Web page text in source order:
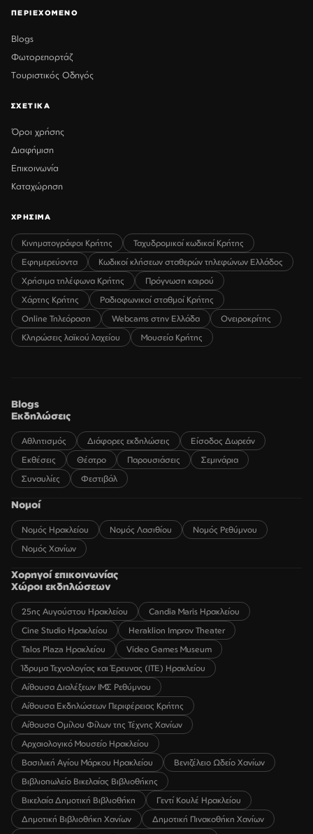
ΠΕΡΙΕΧΟΜΕΝΟ
Blogs
Φωτορεπορτάζ
Τουριστικός Οδηγός
ΣΧΕΤΙΚΑ
Όροι χρήσης
Διαφήμιση
Επικοινωνία
Καταχώρηση
ΧΡΗΣΙΜΑ
Κινηματογράφοι Κρήτης
Ταχυδρομικοί κωδικοί Κρήτης
Εφημερεύοντα
Κωδικοί κλήσεων σταθερών τηλεφώνων Ελλάδος
Χρήσιμα τηλέφωνα Κρήτης
Πρόγνωση καιρού
Χάρτης Κρήτης
Ραδιοφωνικοί σταθμοί Κρήτης
Online Τηλεόραση
Webcams στην Ελλάδα
Ονειροκρίτης
Κληρώσεις λαϊκού λαχείου
Μουσεία Κρήτης
Blogs
Εκδηλώσεις
Αθλητισμός Διάφορες εκδηλώσεις
Είσοδος Δωρεάν
Εκθέσεις
Θέατρο Παρουσιάσεις
Σεμινάρια
Συναυλίες
Φεστιβάλ
Νομοί
Νομός Ηρακλείου Νομός Λασιθίου
Νομός Ρεθύμνου
Νομός Χανίων
Χορηγοί επικοινωνίας
Χώροι εκδηλώσεων
25ης Αυγούστου Ηρακλείου
Candia Maris Ηρακλείου
Cine Studio Ηρακλείου
Heraklion Improv Theater
Talos Plaza Ηρακλείου
Video Games Museum
Ίδρυμα Τεχνολογίας και Έρευνας (ΙΤΕ) Ηρακλείου
Αίθουσα Διαλέξεων ΙΜΣ Ρεθύμνου
Αίθουσα Εκδηλώσεων Περιφέρειας Κρήτης
Αίθουσα Ομίλου Φίλων της Τέχνης Χανίων
Αρχαιολογικό Μουσείο Ηρακλείου
Βασιλική Αγίου Μάρκου Ηρακλείου
Βενιζέλειο Ωδείο Χανίων
Βιβλιοπωλείο Βικελαίας Βιβλιοθήκης
Βικελαία Δημοτική Βιβλιοθήκη
Γεντί Κουλέ Ηρακλείου
Δημοτική Βιβλιοθήκη Χανίων
Δημοτική Πινακοθήκη Χανίων